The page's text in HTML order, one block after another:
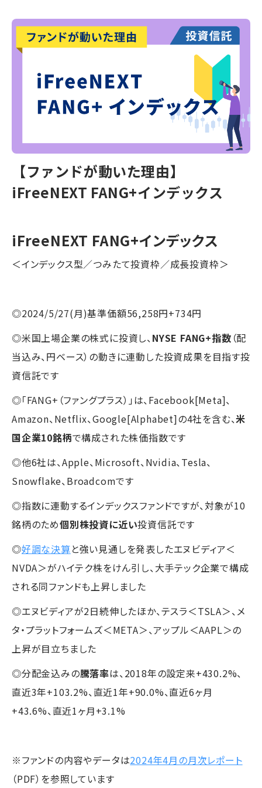
【ファンドが動いた理由】
iFreeNEXT FANG+インデックス
iFreeNEXT FANG+インデックス
＜インデックス型／つみたて投資枠／成長投資枠＞
◎2024/5/27(月)基準価額56,258円+734円
◎米国上場企業の株式に投資し、 NYSE FANG+指数 （配
当込み、円ベース）の動きに連動した投資成果を目指す投
資信託です
◎「FANG+（ファングプラス）」は、Facebook[Meta]、
Amazon、Netflix、Google[Alphabet]の4社を含む、米
国企業10銘柄で構成された株価指数です
◎他6社は、Apple、Microsoft、Nvidia、Tesla、
Snowflake、Broadcomです
◎指数に連動するインデックスファンドですが、対象が10
銘柄のため個別株投資に近い投資信託です
◎好調な決算と強い見通しを発表したエヌビディア＜
NVDA＞がハイテク株をけん引し、大手テック企業で構成
される同ファンドも上昇しました
◎エヌビディアが2日続伸したほか、テスラ＜TSLA＞、メ
タ・プラットフォームズ＜META＞、アップル＜AAPL＞の
上昇が目立ちました
◎分配金込みの騰落率は、2018年の設定来+430.2%、
直近3年+103.2%、直近1年+90.0%、直近6ヶ月
+43.6%、直近1ヶ月+3.1%
※ファンドの内容やデータは2024年4月の月次レポート
（PDF）を参照しています